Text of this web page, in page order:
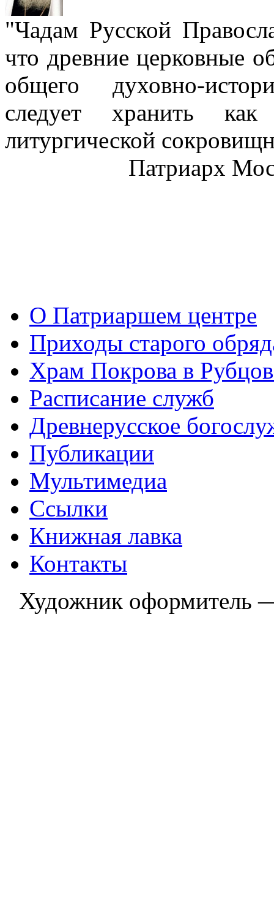
"Чадам Русской
что древние церковные
общего духовно-
следует хранить
литургической
Патриарх
О Патриаршем центре
Приходы старого
Храм Покрова в
Расписание служб
Древнерусское
Публикации
Мультимедиа
Ссылки
Книжная лавка
Контакты
Художник оформитель